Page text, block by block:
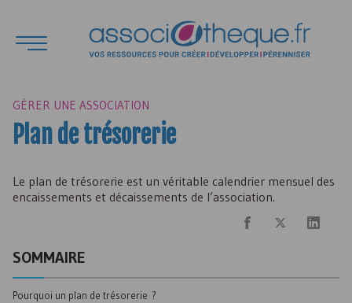
GÉRER UNE ASSOCIATION
Plan de trésorerie
Le plan de trésorerie est un véritable calendrier mensuel des
encaissements et décaissements de l’association.
SOMMAIRE
Pourquoi un plan de trésorerie ?